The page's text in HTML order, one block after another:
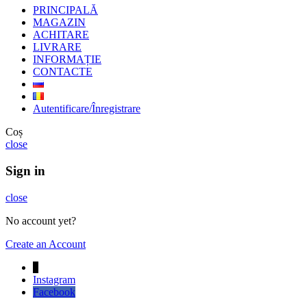
PRINCIPALĂ
MAGAZIN
ACHITARE
LIVRARE
INFORMAȚIE
CONTACTE
Autentificare/Înregistrare
Coș
close
Sign in
close
No account yet?
Create an Account
Instagram
Facebook